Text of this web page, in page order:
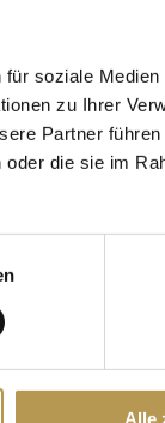
soziale
zu Ihrer
Partner
die sie im
Alle